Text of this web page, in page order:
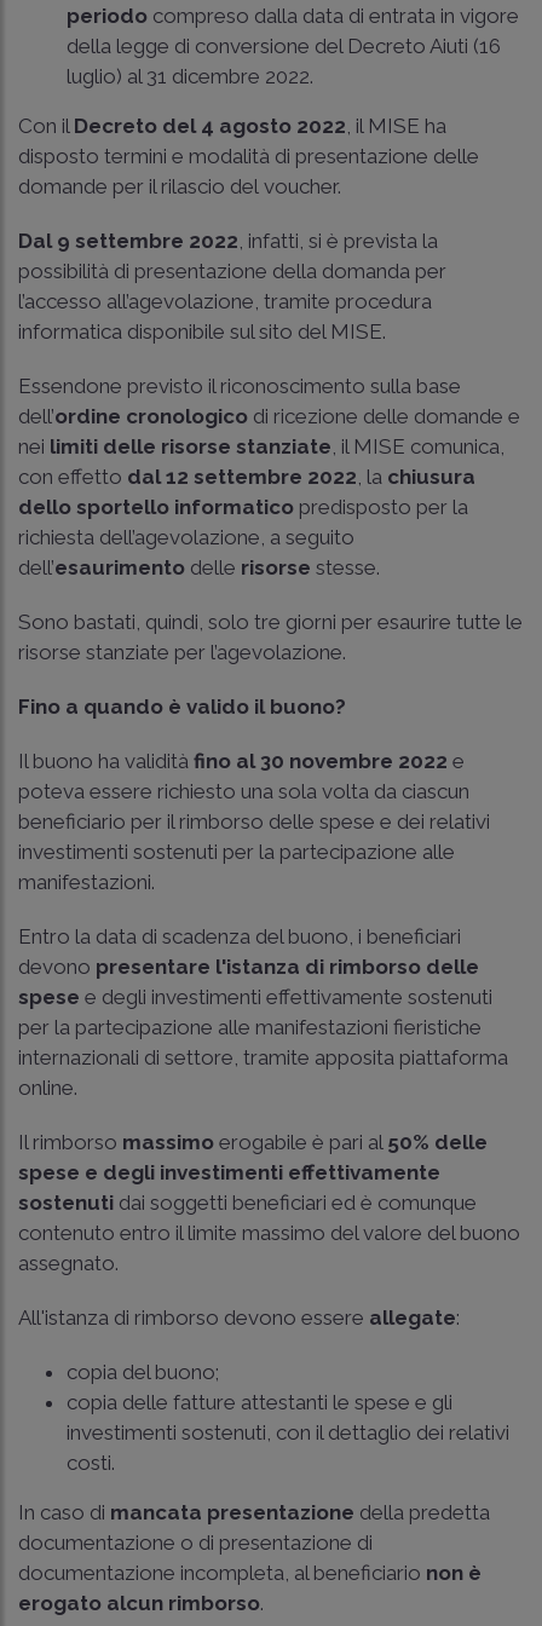
periodo compreso dalla data di entrata in vigore
della legge di conversione del Decreto Aiuti (16
luglio) al 31 dicembre 2022.
Con il Decreto del 4 agosto 2022 , il MISE ha
disposto termini e modalità di presentazione delle
domande per il rilascio del voucher.
Dal 9 settembre 2022 , infatti, si è prevista la
possibilità di presentazione della domanda per
l’accesso all’agevolazione, tramite procedura
informatica disponibile sul sito del MISE.
Essendone previsto il riconoscimento sulla base
dell’ordine cronologico di ricezione delle domande e
nei limiti delle risorse stanziate , il MISE comunica,
con effetto dal 12 settembre 2022 , la chiusura
dello sportello informatico predisposto per la
richiesta dell’agevolazione, a seguito
dell’esaurimento delle risorse stesse.
Sono bastati, quindi, solo tre giorni per esaurire tutte le
risorse stanziate per l’agevolazione.
Fino a quando è valido il buono?
Il buono ha validità fino al 30 novembre 2022 e
poteva essere richiesto una sola volta da ciascun
beneficiario per il rimborso delle spese e dei relativi
investimenti sostenuti per la partecipazione alle
manifestazioni.
Entro la data di scadenza del buono, i beneficiari
devono presentare l'istanza di rimborso delle
spese e degli investimenti effettivamente sostenuti
per la partecipazione alle manifestazioni fieristiche
internazionali di settore, tramite apposita piattaforma
online.
Il rimborso massimo erogabile è pari al 50% delle
spese e degli investimenti effettivamente
sostenuti dai soggetti beneficiari ed è comunque
contenuto entro il limite massimo del valore del buono
assegnato.
All'istanza di rimborso devono essere allegate:
copia del buono;
copia delle fatture attestanti le spese e gli
investimenti sostenuti, con il dettaglio dei relativi
costi.
In caso di mancata presentazione della predetta
documentazione o di presentazione di
documentazione incompleta, al beneficiario non è
erogato alcun rimborso.